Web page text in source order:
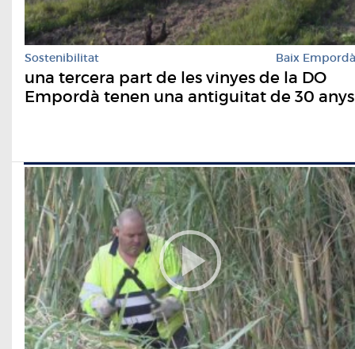
Sostenibilitat Baix Empordà
una tercera part de les vinyes de la DO
Empordà tenen una antiguitat de 30 anys